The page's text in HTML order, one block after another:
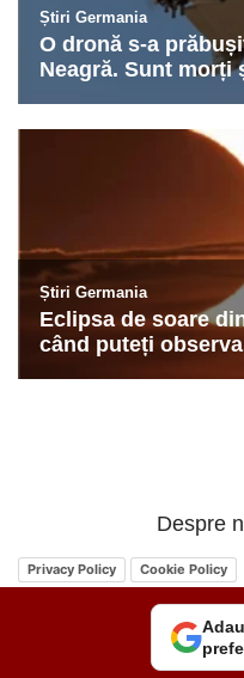
Despre
Privacy Policy Cookie Policy